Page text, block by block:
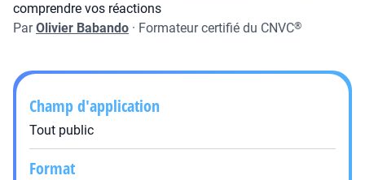
comprendre vos réactions
ParOlivier Babando · Formateur certifié du CNVC®
Champ d'application
Tout public
Format